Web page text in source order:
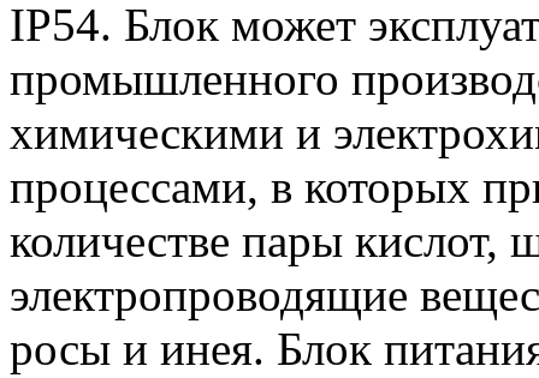
IP54. Блок может
промышленного
химическими и
процессами, в которых
количестве пары кислот,
электропроводящие
росы и инея. Блок